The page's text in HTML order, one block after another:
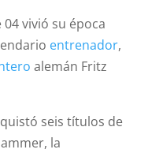
04 vivió su época
entrenador,
alemán Fritz
seis títulos de
la